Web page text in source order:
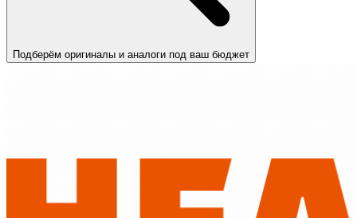
Подберём оригиналы и аналоги под ваш бюджет